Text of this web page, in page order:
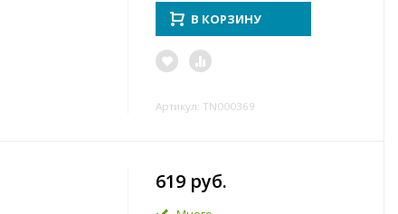
В КОРЗИНУ
Артикул: TN000369
619 руб.